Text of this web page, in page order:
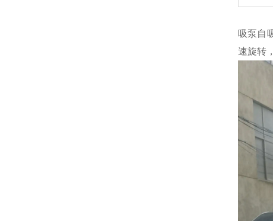
吸泵自
速旋转